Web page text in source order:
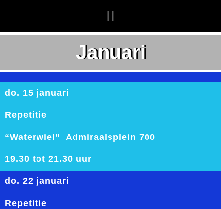
Januari
do. 15 januari
Repetitie
“Waterwiel” Admiraalsplein 700
19.30 tot 21.30 uur
do. 22 januari
Repetitie